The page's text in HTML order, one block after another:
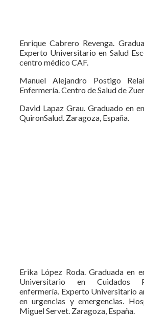
Enrique Cabrero Revenga.
Experto Universitario en Salud
centro médico CAF.
Manuel Alejandro Postigo
Enfermería. Centro de Salud de
David Lapaz Grau. Graduado en
QuironSalud. Zaragoza, España.
Erika López Roda. Graduada en
Universitario en Cuidados
enfermería. Experto Universitario
en urgencias y emergencias.
Miguel Servet. Zaragoza, España.